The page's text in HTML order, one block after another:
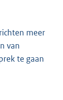
meer
van
te gaan